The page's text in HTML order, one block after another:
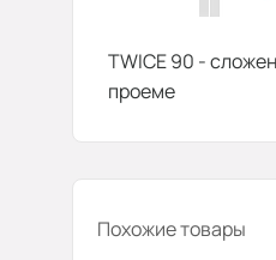
TWICE 90 -
проеме
Похожие товары